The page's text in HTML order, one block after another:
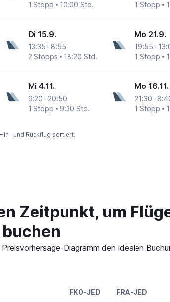
1 Stopp
10:00 Std.
1 Stopp
Di 15.9.
13:35 - 8:55
2 Stopps
18:20 Std.
Mo 21.9.
19:55 -
1 Stopp
Mi 4.11.
9:20 - 20:50
1 Stopp
9:30 Std.
Mo 16.11.
21:30 -
1 Stopp
und Rückflug sortiert.
Zeitpunkt, um
Diagramm den idealen
FK0-JED FRA-JED